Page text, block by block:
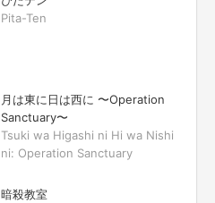
Pita-Ten
月は東に日は西に 〜Operation
Sanctuary〜
Tsuki wa Higashi ni Hi wa Nishi
ni: Operation Sanctuary
暗殺教室